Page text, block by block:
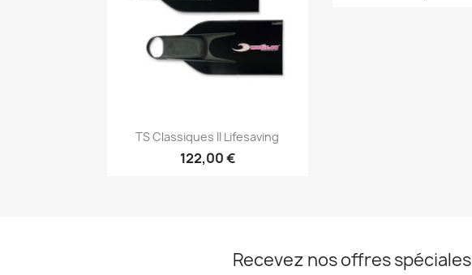
Aperçu rapide
TS Classiques II Lifesaving
122,00 €
Recevez nos offres spéciales